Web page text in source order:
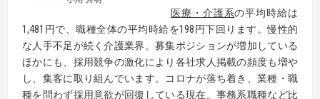
医療・介護系の平均時給は
1,481円で、職種全体の平均時給を198円下回ります。慢性的
な人手不足が続く介護業界。募集ポジションが増加している
ほかにも、採用競争の激化により各社求人掲載の頻度も増や
し、集客に取り組んでいます。コロナが落ち着き、業種・職
種を問わず採用意欲が回復している現在。事務系職種など比